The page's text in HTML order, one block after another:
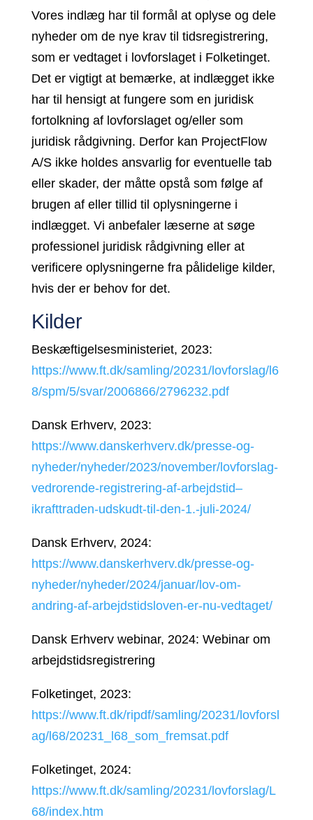
Vores indlæg har til formål at oplyse og dele
nyheder om de nye krav til tidsregistrering,
som er vedtaget i lovforslaget i Folketinget.
Det er vigtigt at bemærke, at indlægget ikke
har til hensigt at fungere som en juridisk
fortolkning af lovforslaget og/eller som
juridisk rådgivning. Derfor kan ProjectFlow
A/S ikke holdes ansvarlig for eventuelle tab
eller skader, der måtte opstå som følge af
brugen af eller tillid til oplysningerne i
indlægget. Vi anbefaler læserne at søge
professionel juridisk rådgivning eller at
verificere oplysningerne fra pålidelige kilder,
hvis der er behov for det.
Kilder
Beskæftigelsesministeriet, 2023:
https://www.ft.dk/samling/20231/lovforslag/l6
8/spm/5/svar/2006866/2796232.pdf
Dansk Erhverv, 2023:
https://www.danskerhverv.dk/presse-og-
nyheder/nyheder/2023/november/lovforslag-
vedrorende-registrering-af-arbejdstid–
ikrafttraden-udskudt-til-den-1.-juli-2024/
Dansk Erhverv, 2024:
https://www.danskerhverv.dk/presse-og-
nyheder/nyheder/2024/januar/lov-om-
andring-af-arbejdstidsloven-er-nu-vedtaget/
Dansk Erhverv webinar, 2024: Webinar om
arbejdstidsregistrering
Folketinget, 2023:
https://www.ft.dk/ripdf/samling/20231/lovforsl
ag/l68/20231_l68_som_fremsat.pdf
Folketinget, 2024:
https://www.ft.dk/samling/20231/lovforslag/L
68/index.htm